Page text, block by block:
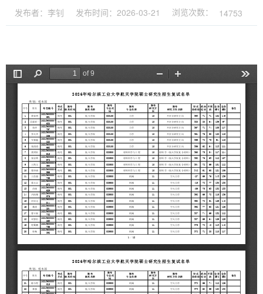
发布者：李钊 发布时间：2026-03-21 浏览次数： 14753